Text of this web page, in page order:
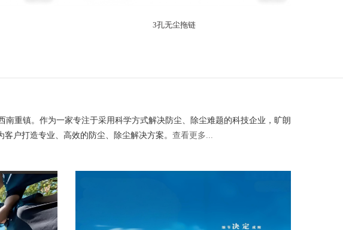
3孔无尘拖链
重镇。作为一家专注于采用科学方式解决防尘、除尘难题的科技企业，旷朗
户打造专业、高效的防尘、除尘解决方案。 查看更多...